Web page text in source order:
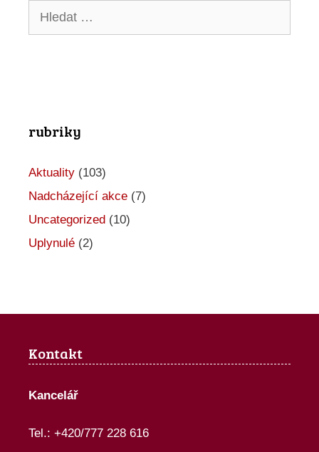
a
A
k
c
e
Hledat:
rubriky
Aktuality (103)
Nadcházející akce (7)
Uncategorized (10)
Uplynulé (2)
Kontakt
Kancelář
Tel.: +420/777 228 616